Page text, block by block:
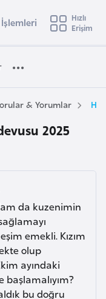
e
t
Hızlı
Erişim
& Yorumlar
2025
da kuzenimin
emekli. Kızım
olup
ayındaki
bu doğru